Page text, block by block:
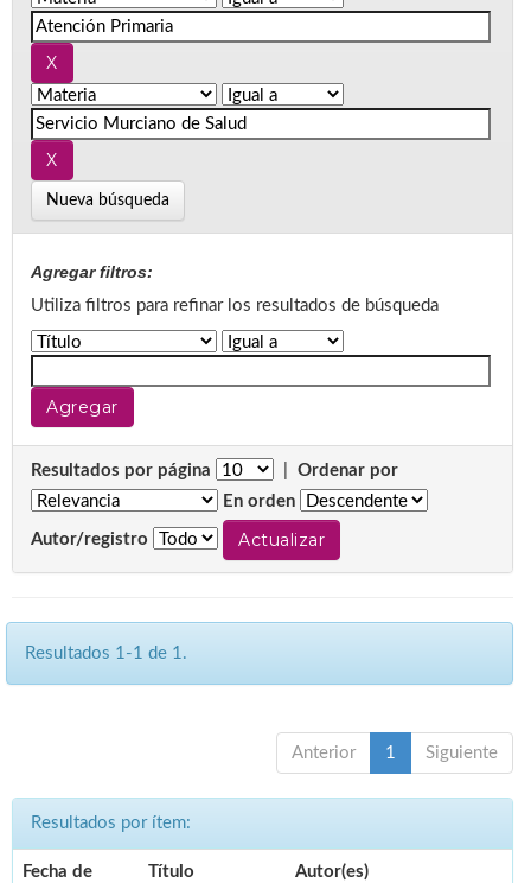
Nueva búsqueda
Agregar filtros:
Utiliza filtros para refinar los resultados de búsqueda
Resultados por página
Ordenar por
En orden
Autor/registro
Resultados 1-1 de 1.
Anterior 1 Siguiente
Resultados por ítem:
Fecha de
Título Autor(es)